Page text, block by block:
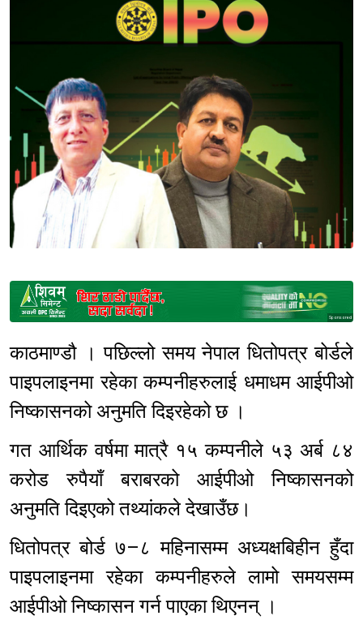
Sponsored
काठमाण्डौ । पछिल्लो समय नेपाल धितोपत्र बोर्डले
पाइपलाइनमा रहेका कम्पनीहरुलाई धमाधम आईपीओ
निष्कासनको अनुमति दिइरहेको छ ।
गत आर्थिक वर्षमा मात्रै १५ कम्पनीले ५३ अर्ब ८४
करोड रुपैयाँ बराबरको आईपीओ निष्कासनको
अनुमति दिइएको तथ्यांकले देखाउँछ।
धितोपत्र बोर्ड ७–८ महिनासम्म अध्यक्षबिहीन हुँदा
पाइपलाइनमा रहेका कम्पनीहरुले लामो समयसम्म
आईपीओ निष्कासन गर्न पाएका थिएनन् ।